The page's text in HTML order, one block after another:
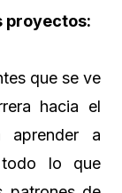
proyectos:
que se ve
hacia el
aprender a
lo que